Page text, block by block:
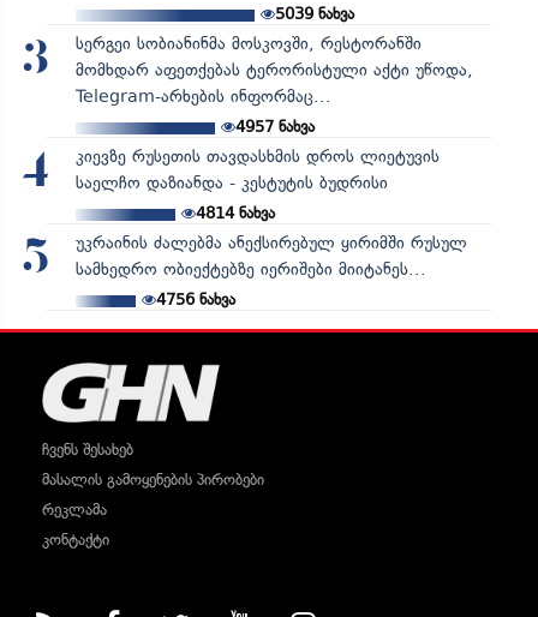
5039ნახვა
3
სერგეი სობიანინმა მოსკოვში, რესტორანში
მომხდარ აფეთქებას ტერორისტული აქტი უწოდა,
Telegram-არხების ინფორმაც...
4957ნახვა
4
კიევზე რუსეთის თავდასხმის დროს ლიეტუვის
საელჩო დაზიანდა - კესტუტის ბუდრისი
4814ნახვა
5
უკრაინის ძალებმა ანექსირებულ ყირიმში რუსულ
სამხედრო ობიექტებზე იერიშები მიიტანეს...
4756ნახვა
ჩვენს შესახებ
მასალის გამოყენების პირობები
რეკლამა
კონტაქტი